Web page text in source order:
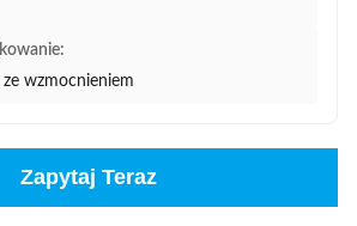
wzmocnieniem
Zapytaj Teraz